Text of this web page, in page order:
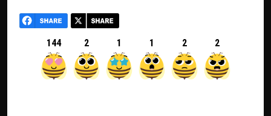
144 2 1 1 2 2